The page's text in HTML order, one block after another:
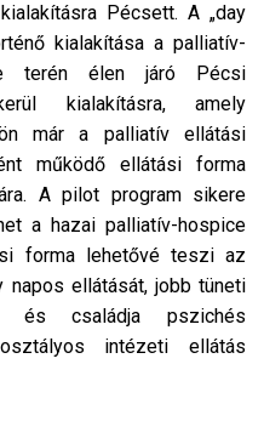
Pécsett. A „day
kialakítása a palliatív-
terén élen járó Pécsi
kialakításra, amely
már a palliatív ellátási
működő ellátási forma
A pilot program sikere
a hazai palliatív-hospice
forma lehetővé teszi az
ellátását, jobb tüneti
és családja pszichés
intézeti ellátás